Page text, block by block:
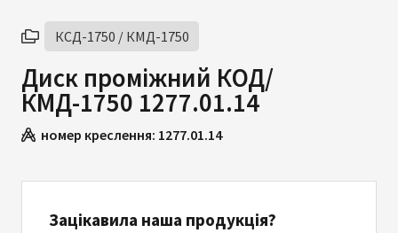
КСД-1750 / КМД-1750
Диск проміжний КОД/
КМД-1750 1277.01.14
номер креслення: 1277.01.14
Зацікавила наша продукція?